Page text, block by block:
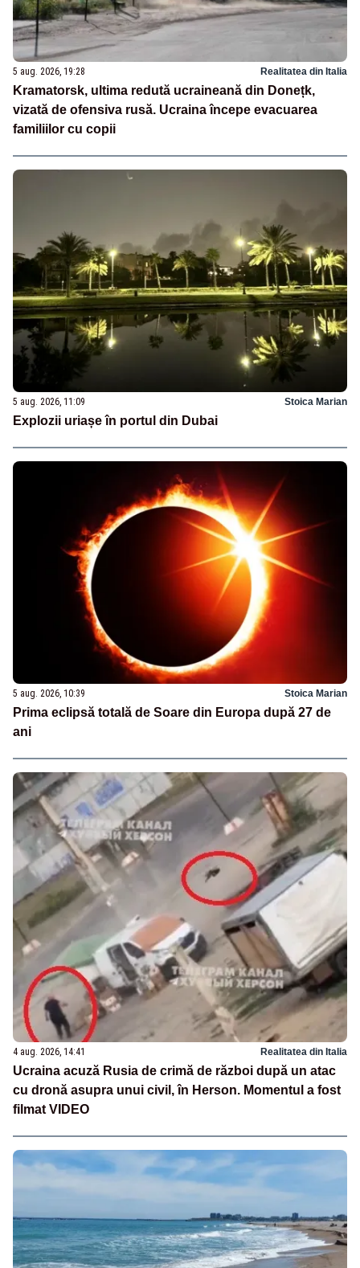
5 aug. 2026, 19:28 Realitatea din Italia
Kramatorsk, ultima redută ucraineană din Donețk,
vizată de ofensiva rusă. Ucraina începe evacuarea
familiilor cu copii
5 aug. 2026, 11:09 Stoica Marian
Explozii uriașe în portul din Dubai
5 aug. 2026, 10:39 Stoica Marian
Prima eclipsă totală de Soare din Europa după 27 de
ani
4 aug. 2026, 14:41 Realitatea din Italia
Ucraina acuză Rusia de crimă de război după un atac
cu dronă asupra unui civil, în Herson. Momentul a fost
filmat VIDEO